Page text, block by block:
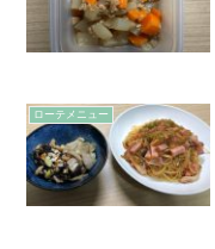
ローテメニュー